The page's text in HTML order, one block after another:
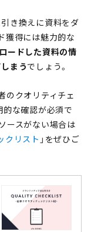
き換えに資料をダ
獲得には魅力的な
ードした資料の情
まうでしょう。
のクオリティチェ
的な確認が必須で
ースがない場合は
クリスト 」をぜひご